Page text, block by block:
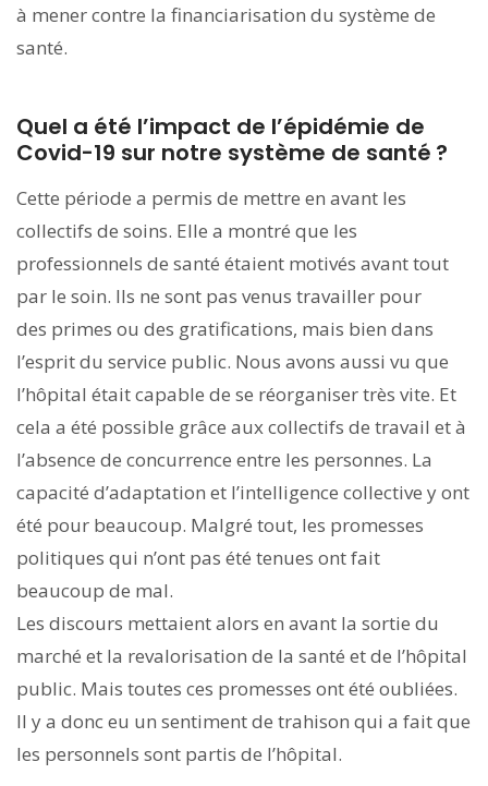
à mener contre la financiarisation du système de
santé.
Quel a été l’impact de l’épidémie de
Covid-19 sur notre système de santé ?
Cette période a permis de mettre en avant les
collectifs de soins. Elle a montré que les
professionnels de santé étaient motivés avant tout
par le soin. Ils ne sont pas venus travailler pour
des primes ou des gratifications, mais bien dans
l’esprit du service public. Nous avons aussi vu que
l’hôpital était capable de se réorganiser très vite. Et
cela a été possible grâce aux collectifs de travail et à
l’absence de concurrence entre les personnes. La
capacité d’adaptation et l’intelligence collective y ont
été pour beaucoup. Malgré tout, les promesses
politiques qui n’ont pas été tenues ont fait
beaucoup de mal.
Les discours mettaient alors en avant la sortie du
marché et la revalorisation de la santé et de l’hôpital
public. Mais toutes ces promesses ont été oubliées.
Il y a donc eu un sentiment de trahison qui a fait que
les personnels sont partis de l’hôpital.